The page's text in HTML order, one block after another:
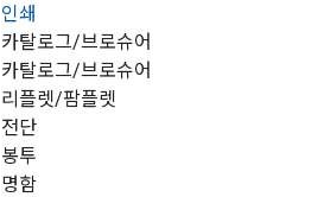
메뉴 건너뛰기
인쇄
카탈로그/브로슈어
카탈로그/브로슈어
리플렛/팜플렛
전단
봉투
명함